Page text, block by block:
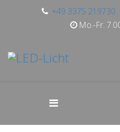
+49 3375 219730
Mo.-Fr.